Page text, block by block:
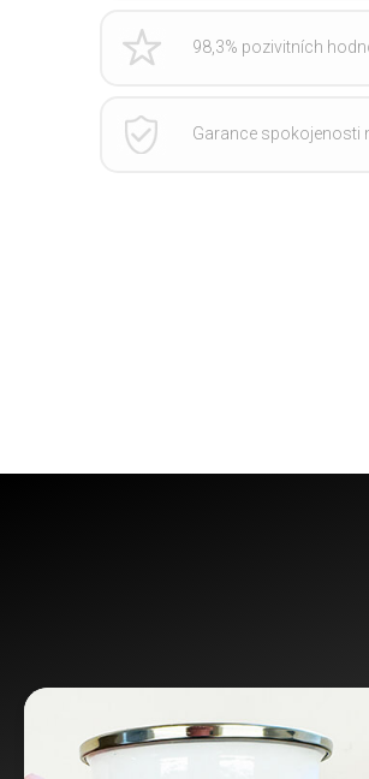
98,3% pozivitních
Garance spokojenosti